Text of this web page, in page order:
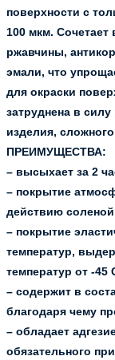
поверхности с
100 мкм. Сочетает
ржавчины,
эмали, что
для окраски
затруднена в
изделия,
ПРЕИМУЩЕСТВА:
– высыхает за 2
– покрытие
действию
– покрытие
температур,
температур от -45
– содержит в
благодаря чему
– обладает
обязательного